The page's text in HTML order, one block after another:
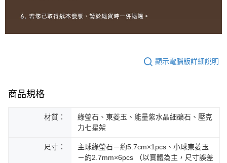
顯示電腦版詳細說明
商品規格
材質：
綠瑩石、東菱玉、能量紫水晶細礦石、壓克
力七星架
尺寸：
主球綠瑩石－約5.7cm×1pcs、小球東菱玉
－約2.7mm×6pcs （以實體為主，尺寸誤差